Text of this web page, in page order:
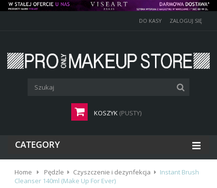
DO KASY ZALOGUJ SIĘ
KOSZYK (PUSTY)
CATEGORY
Home Pędzle Czyszczenie i dezynfekcja
Instant Brush
Cleanser 140ml (Make Up For Ever)